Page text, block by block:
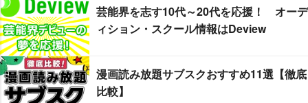
芸能界を志す10代～20代を応援！ オーデ
ィション・スクール情報はDeview
漫画読み放題サブスクおすすめ11選【徹底
比較】